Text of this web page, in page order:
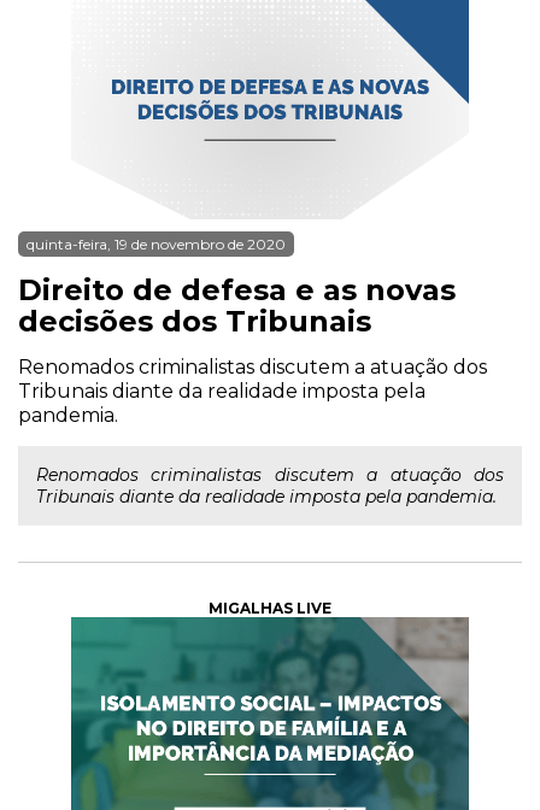
quinta-feira, 19 de novembro de 2020
Direito de defesa e as novas
decisões dos Tribunais
Renomados criminalistas discutem a atuação dos
Tribunais diante da realidade imposta pela
pandemia.
Renomados criminalistas discutem a atuação dos
Tribunais diante da realidade imposta pela pandemia.
MIGALHAS LIVE